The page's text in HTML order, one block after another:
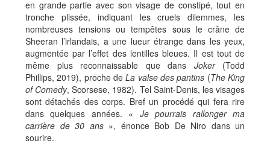
en grande partie avec son visage de constipé, tout en
tronche plissée, indiquant les cruels dilemmes, les
nombreuses tensions ou tempêtes sous le crâne de
Sheeran l’irlandais, a une lueur étrange dans les yeux,
augmentée par l’effet des lentilles bleues. Il est tout de
même plus reconnaissable que dans Joker(Todd
Phillips, 2019), proche deLa valse des pantins (The King
of Comedy, Scorsese, 1982). Tel Saint-Denis, les visages
sont détachés des corps. Bref un procédé qui fera rire
dans quelques années. « Je pourrais rallonger ma
carrière de 30 ans», énonce Bob De Niro dans un
sourire.